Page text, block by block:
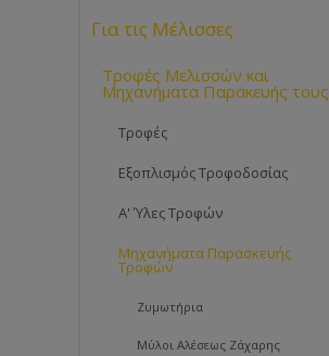
Για τις Μέλισσες
Τροφές Μελισσών και
Μηχανήματα Παρακευής τους
Τροφές
Εξοπλισμός Τροφοδοσίας
Α' Ύλες Τροφών
Μηχανήματα Παρασκευής
Τροφών
Ζυμωτήρια
Μύλοι Αλέσεως Ζάχαρης